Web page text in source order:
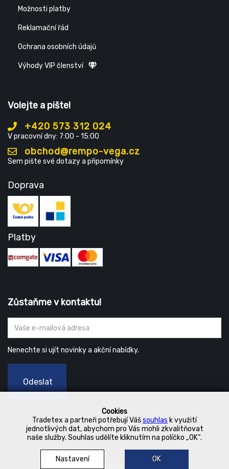
Cookies
Tradetex a partneři potřebují Vášsouhlas k využití
jednotlivých dat, abychom pro Vás mohli zkvalitňovat
naše služby. Souhlas udělíte kliknutím na políčko „OK“.
Nastavení OK
Možnosti platby
Reklamační řád
Ochrana osobních údajů
Výhody VIP členství
Volejte a pište!
+420 573 312 024
V pracovní dny: 7:00 - 15:00
obchod@rempo-vega.cz
Sem pište své dotazy a připomínky
Doprava
Platby
Zůstaňme v kontaktu!
Nenechte si ujít novinky a akční nabídky.
Odeslat